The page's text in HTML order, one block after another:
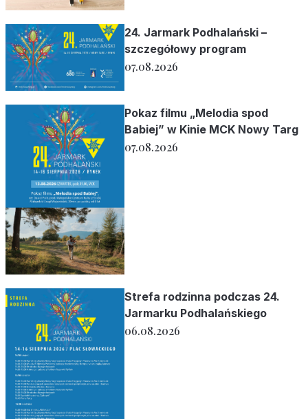
24. Jarmark Podhalański –
szczegółowy program
07.08.2026
Pokaz filmu „Melodia spod
Babiej” w Kinie MCK Nowy Targ
07.08.2026
Strefa rodzinna podczas 24.
Jarmarku Podhalańskiego
06.08.2026